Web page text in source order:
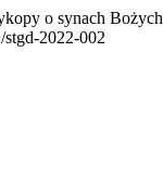
o synach
2022-002